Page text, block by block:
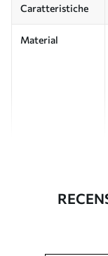
Caratteristiche
Material